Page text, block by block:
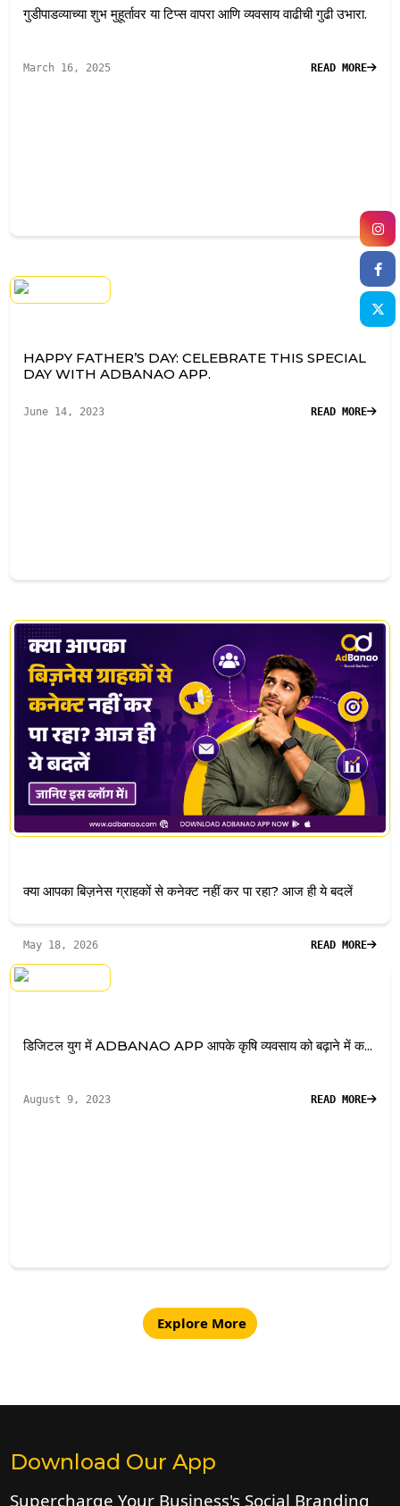
गुडीपाडव्याच्या शुभ मुहूर्तावर या टिप्स वापरा आणि व्यवसाय वाढीची गुढी उभारा.
March 16, 2025 READ MORE
HAPPY FATHER’S DAY: CELEBRATE THIS SPECIAL
DAY WITH ADBANAO APP.
June 14, 2023 READ MORE
क्या आपका बिज़नेस ग्राहकों से कनेक्ट नहीं कर पा रहा? आज ही ये बदलें
May 18, 2026 READ MORE
डिजिटल युग में ADBANAO APP आपके कृषि व्यवसाय को बढ़ाने में क...
August 9, 2023 READ MORE
Explore More
Download Our App
Supercharge Your Business's Social Branding